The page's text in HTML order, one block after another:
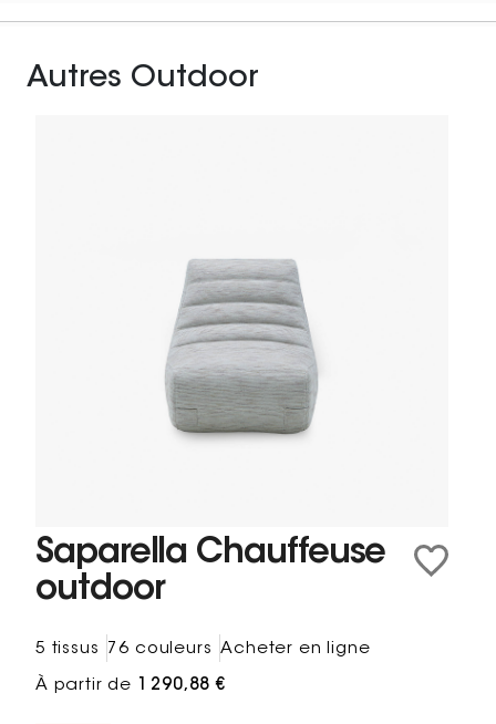
Autres Outdoor
Saparella Chauffeuse
outdoor
5 tissus 76 couleurs Acheter en ligne
À partir de 1 290,88 €